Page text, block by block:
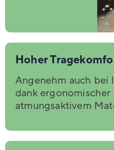
Hoher
Angenehm auch bei
dank ergonomischer
atmungsaktivem